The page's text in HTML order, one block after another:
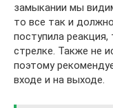
замыкании мы
то все так и
поступила
стрелке. Также не
поэтому
входе и на выходе.